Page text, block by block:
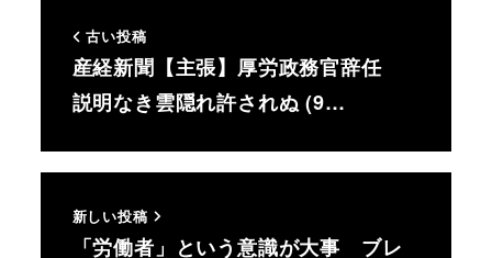
古い投稿
産経新聞【主張】厚労政務官辞任
説明なき雲隠れ許されぬ (9…
新しい投稿
「労働者」という意識が大事 ブレ